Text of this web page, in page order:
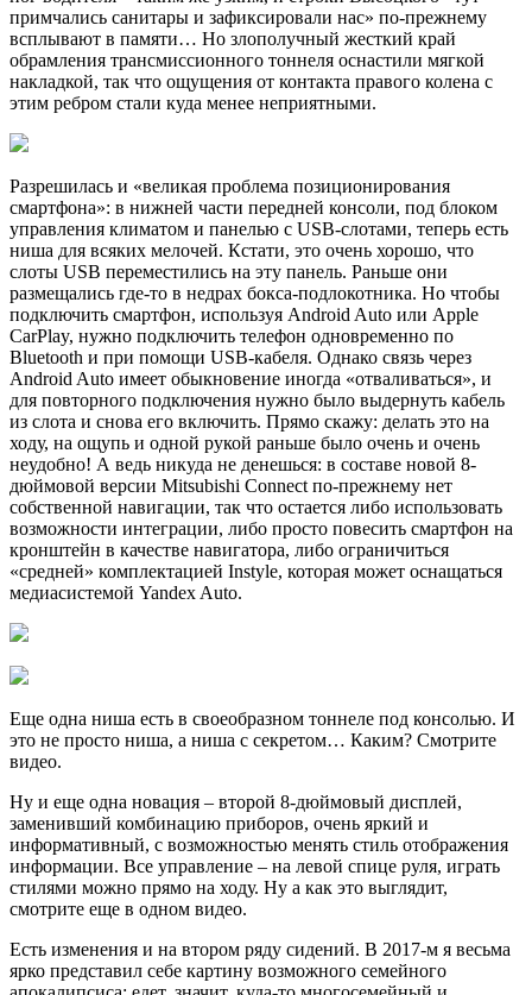
примчались санитары и зафиксировали нас» по-прежнему
всплывают в памяти… Но злополучный жесткий край
обрамления трансмиссионного тоннеля оснастили мягкой
накладкой, так что ощущения от контакта правого колена с
этим ребром стали куда менее неприятными.
Разрешилась и «великая проблема позиционирования
смартфона»: в нижней части передней консоли, под блоком
управления климатом и панелью с USB-слотами, теперь есть
ниша для всяких мелочей. Кстати, это очень хорошо, что
слоты USB переместились на эту панель. Раньше они
размещались где-то в недрах бокса-подлокотника. Но чтобы
подключить смартфон, используя Android Auto или Apple
CarPlay, нужно подключить телефон одновременно по
Bluetooth и при помощи USB-кабеля. Однако связь через
Android Auto имеет обыкновение иногда «отваливаться», и
для повторного подключения нужно было выдернуть кабель
из слота и снова его включить. Прямо скажу: делать это на
ходу, на ощупь и одной рукой раньше было очень и очень
неудобно! А ведь никуда не денешься: в составе новой 8-
дюймовой версии Mitsubishi Connect по-прежнему нет
собственной навигации, так что остается либо использовать
возможности интеграции, либо просто повесить смартфон на
кронштейн в качестве навигатора, либо ограничиться
«средней» комплектацией Instyle, которая может оснащаться
медиасистемой Yandex Auto.
Еще одна ниша есть в своеобразном тоннеле под консолью. И
это не просто ниша, а ниша с секретом… Каким? Смотрите
видео.
Ну и еще одна новация – второй 8-дюймовый дисплей,
заменивший комбинацию приборов, очень яркий и
информативный, с возможностью менять стиль отображения
информации. Все управление – на левой спице руля, играть
стилями можно прямо на ходу. Ну а как это выглядит,
смотрите еще в одном видео.
Есть изменения и на втором ряду сидений. В 2017-м я весьма
ярко представил себе картину возможного семейного